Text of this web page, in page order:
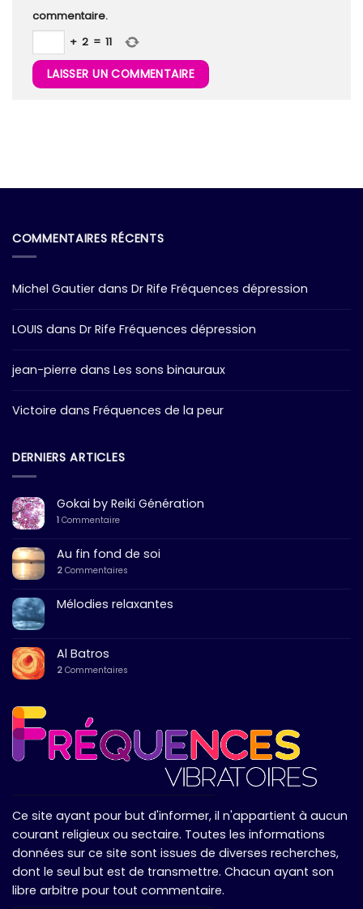
commentaire.
+ 2 = 11
COMMENTAIRES RÉCENTS
Michel Gautier dans Dr Rife Fréquences dépression
LOUIS dans Dr Rife Fréquences dépression
jean-pierre dans Les sons binauraux
Victoire dans Fréquences de la peur
DERNIERS ARTICLES
Gokai by Reiki Génération
1 Commentaire
Au fin fond de soi
2 Commentaires
Mélodies relaxantes
Al Batros
2 Commentaires
Ce site ayant pour but d'informer, il n'appartient à aucun
courant religieux ou sectaire. Toutes les informations
données sur ce site sont issues de diverses recherches,
dont le seul but est de transmettre. Chacun ayant son
libre arbitre pour tout commentaire.